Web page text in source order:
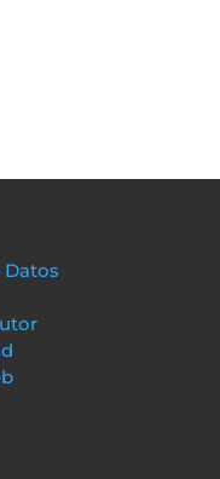
Datos